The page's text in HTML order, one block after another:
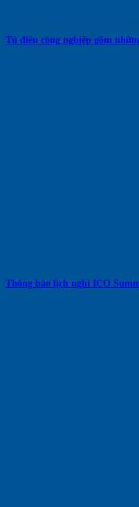
Tủ điện công nghiệp gồm
Thông báo lịch nghỉ ICO